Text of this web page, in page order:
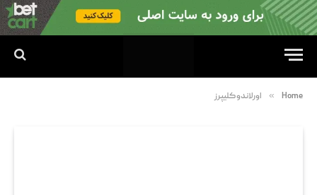
Home
» اورلاندو کلیپرز